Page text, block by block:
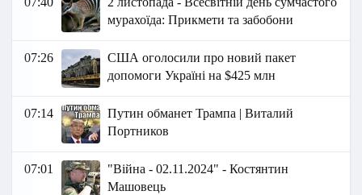
мурахоїда: Прикмети та забобони
07:26
США оголосили про новий пакет
допомоги Україні на $425 млн
07:14
Путин обманет Трампа | Виталий
Портников
07:01
"Війна - 02.11.2024" - Костянтин
Машовець